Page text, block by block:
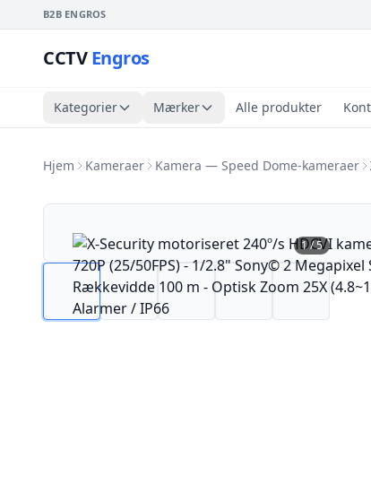
B2B ENGROS
CCTVEngros
Kategorier Mærker Alle produkter
Hjem Kameraer Kamera — Speed Dome-kameraer
1/5